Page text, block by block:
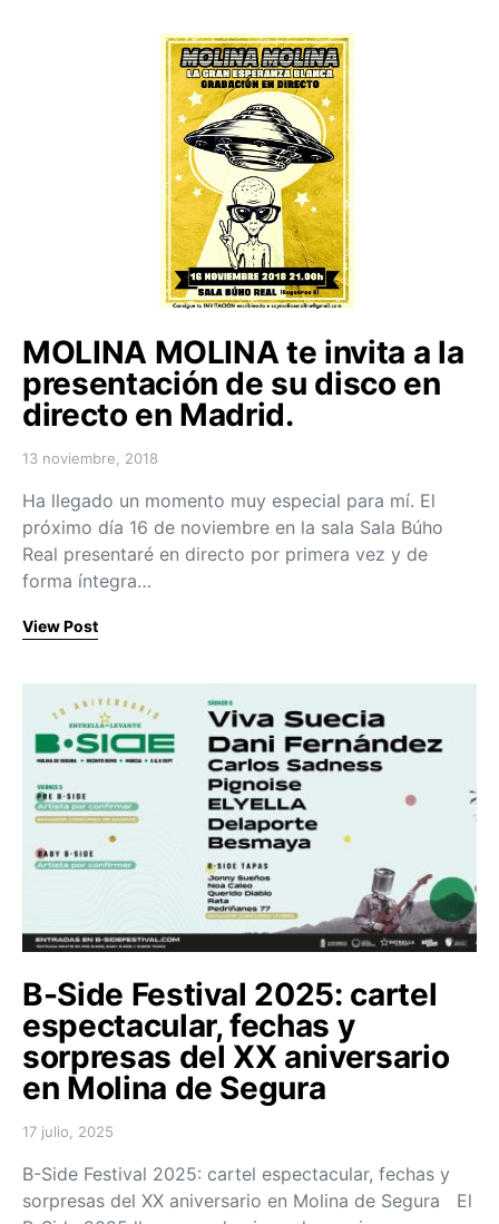
MOLINA MOLINA te invita a la
presentación de su disco en
directo en Madrid.
Posted on
13 noviembre, 2018
Ha llegado un momento muy especial para mí. El
próximo día 16 de noviembre en la sala Sala Búho
Real presentaré en directo por primera vez y de
forma íntegra…
View Post
B-Side Festival 2025: cartel
espectacular, fechas y
sorpresas del XX aniversario
en Molina de Segura
Posted on
17 julio, 2025
B-Side Festival 2025: cartel espectacular, fechas y
sorpresas del XX aniversario en Molina de Segura El